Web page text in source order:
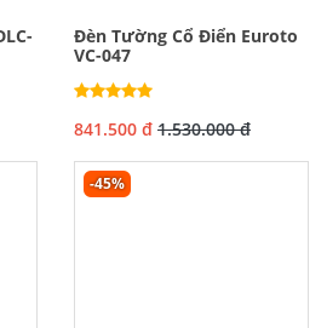
Đèn Tường Cổ Điển Euroto
VC-047
841.500 đ 1.530.000 đ
-45%